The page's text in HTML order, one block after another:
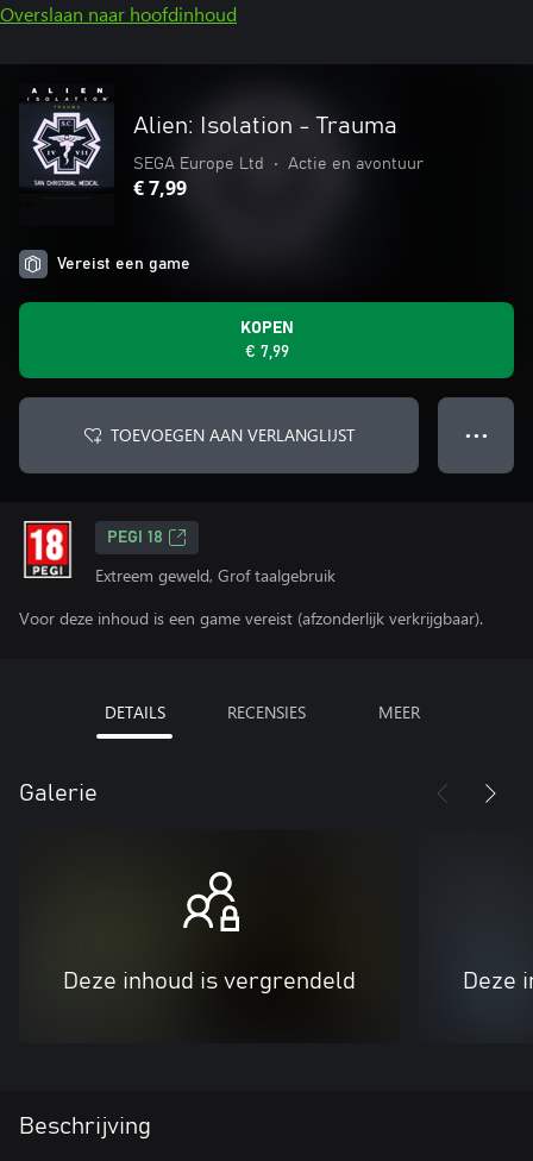
Overslaan naar hoofdinhoud
Alien: Isolation - Trauma
SEGA Europe Ltd • Actie en avontuur
€ 7,99
Vereist een game
KOPEN
€ 7,99
TOEVOEGEN AAN VERLANGLIJST ● ● ●
PEGI 18
Extreem geweld, Grof taalgebruik
Voor deze inhoud is een game vereist (afzonderlijk verkrijgbaar).
DETAILS RECENSIES MEER
Galerie
Deze inhoud is vergrendeld Deze
Beschrijving